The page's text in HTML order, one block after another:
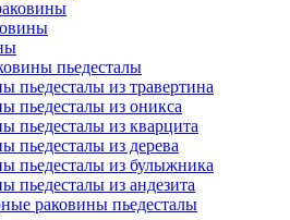
пьедесталы
пьедесталы из травертина
пьедесталы из оникса
пьедесталы из кварцита
пьедесталы из дерева
пьедесталы из булыжника
пьедесталы из андезита
раковины пьедесталы